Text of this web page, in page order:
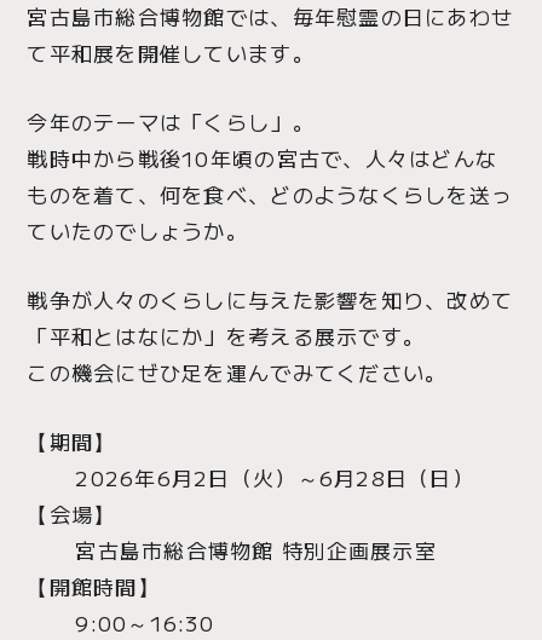
宮古島市総合博物館では、毎年慰霊の日にあわせ
て平和展を開催しています。
今年のテーマは「くらし」。
戦時中から戦後10年頃の宮古で、人々はどんな
ものを着て、何を食べ、どのようなくらしを送っ
ていたのでしょうか。
戦争が人々のくらしに与えた影響を知り、改めて
「平和とはなにか」を考える展示です。
この機会にぜひ足を運んでみてください。
【期間】
2026年6月2日（火）～6月28日（日）
【会場】
宮古島市総合博物館 特別企画展示室
【開館時間】
9:00～16:30